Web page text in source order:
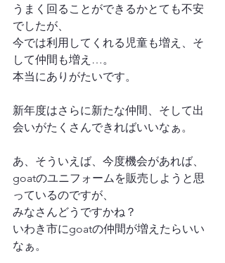
うまく回ることができるかとても不安
でしたが、
今では利用してくれる児童も増え、そ
して仲間も増え…。
本当にありがたいです。
新年度はさらに新たな仲間、そして出
会いがたくさんできればいいなぁ。
あ、そういえば、今度機会があれば、
goatのユニフォームを販売しようと思
っているのですが、
みなさんどうですかね？
いわき市にgoatの仲間が増えたらいい
なぁ。